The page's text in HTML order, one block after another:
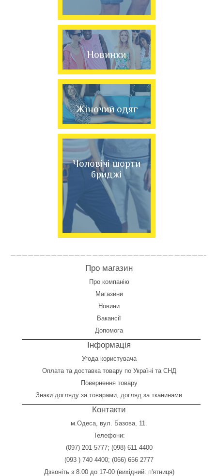
Новинки
Жіночий одяг
Чоловічі шорти
бриджі
Про магазин
Про компанію
Магазини
Новини
Вакансії
Допомога
Інформація
Угода користувача
Оплата та доставка товару по Україні та СНД
Повернення товару
Знаки догляду за товарами, догляд за тканинами
Контакти
м.Одеса, вул. Базова, 11.
Телефони:
(097) 201 5777; (098) 611 4400
(093 ) 740 4400; (066) 656 2777
Дзвоніть з 8.00 до 17-00 (вихідний: п'ятниця)